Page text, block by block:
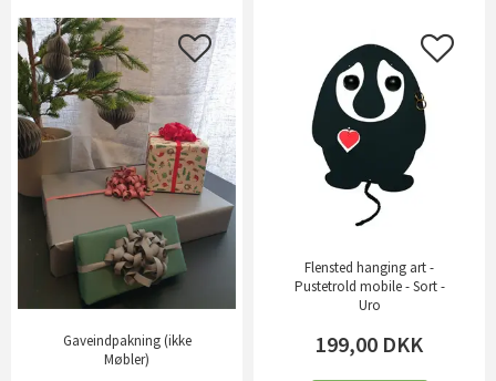
Gaveindpakning (ikke
Møbler)
Flensted hanging art -
Pustetrold mobile - Sort -
Uro
199,00 DKK